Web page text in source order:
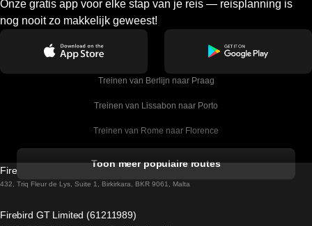
Onze gratis app voor elke stap van je reis — reisplanning is
nog nooit zo makkelijk geweest!
Treinen van Berlijn naar Praag
Treinen van Lissabon naar Porto
Treinen van Rome naar Florence
Treinen van Sevilla naar Barcelona
Toon meer populaire routes
Firebird GT Limited (OC 1451)
432, Triq Fleur de Lys, Suite 1, Birkirkara, BKR 9061, Malta
Firebird GT Limited (61211989)